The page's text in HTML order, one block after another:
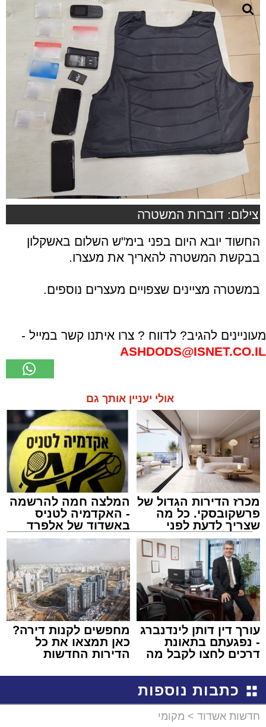
צילום: דוברות המשטרה
החשוד יובא היום בפני בימ"ש השלום באשקלון
בבקשת המשטרה להאריך את מעצרו.
במשטרה מציינים שצפויים מעצרים נוספים.
מעוניינים להגיב? לדווח ? צרו איתנו קשר במייל -
ASHDODS@ISNET.CO.IL
אולי יעניין אותך גם
מכרז הדירות הגדול של
פרשקובסקי. כל מה
שצריך לדעת לפני
שמגישים הצעה לדירה
באשדוד
המלצה חמה להרשמה
- האקדמיה לטניס
באשדוד של אלפרד
קריאולנסקי - לילדים
עורך דין דותן לינדנברג
- נפגעתם בתאונת
דרכים לחצו לקבל מה
מחפשים לקנות דירה?
כאן תמצאו את כל
הדירות החדשות
כתבות נוספות
חדשות אשדוד > מקומי